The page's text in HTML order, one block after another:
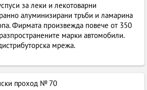
за леки и лекотоварни
алуминизирани тръби и ламарина
Фирмата произвежда повече от 350
марки автомобили.
мрежа.
проход № 70